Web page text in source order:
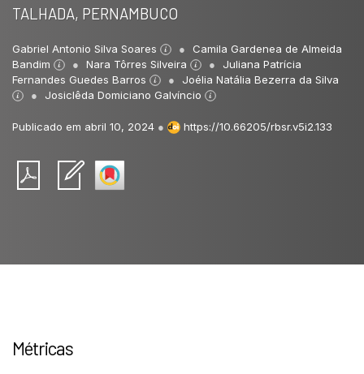
TALHADA, PERNAMBUCO
Gabriel Antonio Silva Soares
Camila Gardenea de Almeida
Bandim
Nara Tôrres Silveira
Juliana Patrícia
Fernandes Guedes Barros
Joélia Natália Bezerra da Silva
Josiclêda Domiciano Galvíncio
Publicado em abril 10, 2024 ● https://10.66205/rbsr.v5i2.133
Métricas